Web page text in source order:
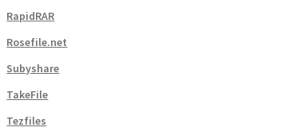
RapidRAR
Rosefile.net
Subyshare
TakeFile
Tezfiles